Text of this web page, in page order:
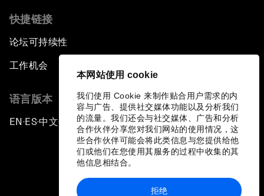
本网站使用 cookie
我们使用 Cookie 来制作贴合用户需求的内
容与广告、提供社交媒体功能以及分析我们
的流量。我们还会与社交媒体、广告和分析
合作伙伴分享您对我们网站的使用情况，这
些合作伙伴可能会将此类信息与您提供给他
们或他们在您使用其服务的过程中收集的其
他信息相结合。
拒绝
快捷链接
论坛可持续性
工作机会
语言版本
EN ▪ES▪中文▪ 日本語